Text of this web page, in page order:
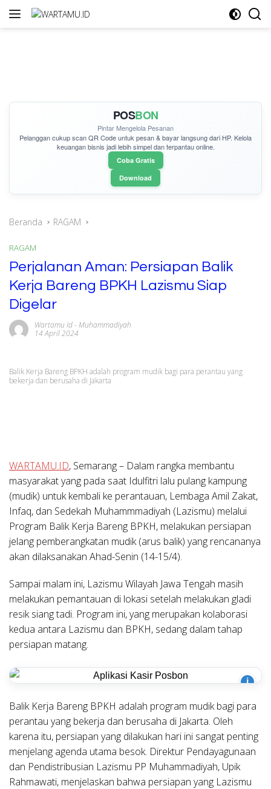
Langsung
POSBON
Pintar Mengelola Pesanan
Pelanggan cukupscan QR Codeuntuk pesan & bayar langsung dari HP. Kelola
keuangan bisnis jadi lebih simpel dan terpantau online.
Coba Gratis
Download
Beranda RAGAM
RAGAM
Perjalanan Aman: Persiapan Balik
Kerja Bareng BPKH Lazismu Siap
Digelar
Wartamu Id- Muhammadiyah
14 April 2024
Balik Kerja Bareng BPKH adalah program mudik bagi para perantau yang
bekerja dan berusaha di Jakarta
WARTAMU.ID, Semarang – Dalam rangka membantu
masyarakat yang pada saat Idulfitri lalu pulang kampung
(mudik) untuk kembali ke perantauan, Lembaga Amil Zakat,
Infaq, dan Sedekah Muhammmadiyah (Lazismu) melalui
Program Balik Kerja Bareng BPKH, melakukan persiapan
jelang pemberangkatan mudik (arus balik) yang rencananya
akan dilaksanakan Ahad-Senin (14-15/4).
Sampai malam ini, Lazismu Wilayah Jawa Tengah masih
melakukan pemantauan di lokasi setelah melakukan gladi
resik siang tadi. Program ini, yang merupakan kolaborasi
kedua antara Lazismu dan BPKH, sedang dalam tahap
persiapan matang.
i
Balik Kerja Bareng BPKH adalah program mudik bagi para
perantau yang bekerja dan berusaha di Jakarta. Oleh
karena itu, persiapan yang dilakukan hari ini sangat penting
menjelang agenda utama besok. Direktur Pendayagunaan
dan Pendistribusian Lazismu PP Muhammadiyah, Upik
Rahmawati, menjelaskan bahwa persiapan yang Lazismu